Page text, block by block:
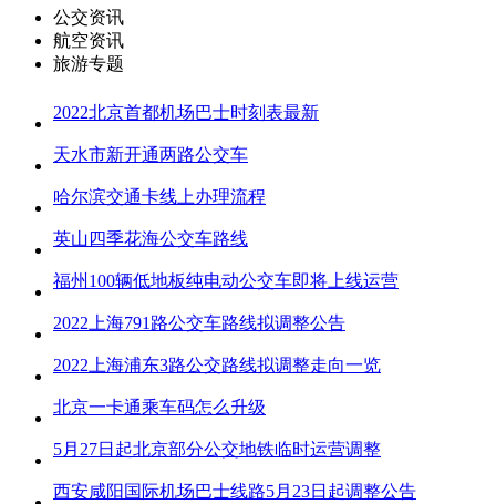
公交资讯
航空资讯
旅游专题
2022北京首都机场巴士时刻表最新
天水市新开通两路公交车
哈尔滨交通卡线上办理流程
英山四季花海公交车路线
福州100辆低地板纯电动公交车即将上线运营
2022上海791路公交车路线拟调整公告
2022上海浦东3路公交路线拟调整走向一览
北京一卡通乘车码怎么升级
5月27日起北京部分公交地铁临时运营调整
西安咸阳国际机场巴士线路5月23日起调整公告